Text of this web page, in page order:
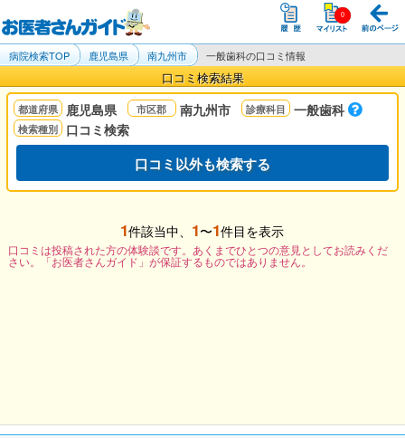
病院検索TOP 鹿児島県 南九州市 一般歯科の口コミ情報
口コミ検索結果
鹿児島県 南九州市
一般歯科
口コミ検索
口コミ以外も検索する
1件該当中、 1〜1件目を表示
口コミは投稿された方の体験談です。あくまでひとつの意見としてお読みくだ
さい。「お医者さんガイド」が保証するものではありません。